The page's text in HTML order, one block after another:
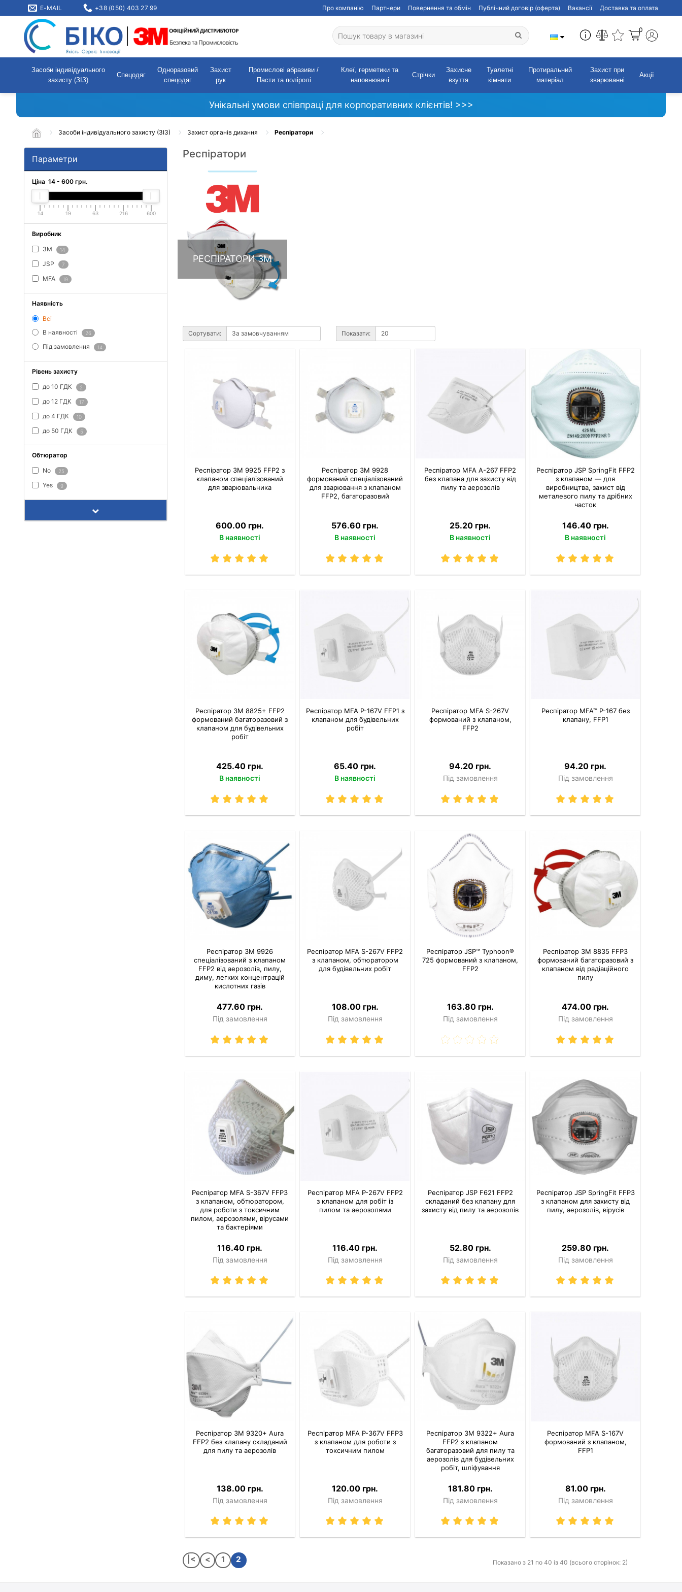
E-MAIL +38 (050) 403 27 99 Про компанію Партнери Повернення та обмін Публічний договір (оферта) Вакансії Доставка та оплата
0
Засоби індивідуального
захисту (ЗІЗ)
Спецодяг
Одноразовий
спецодяг
Захист
рук
Промислові абразиви /
Пасти та поліролі
Клеї, герметики та
наповнювачі
Стрічки
Захисне
взуття
Туалетні
кімнати
Протиральний
матеріал
Захист при
зварюванні
Акції
Унікальні умови співпраці для корпоративних клієнтів! >>>
Засоби індивідуального захисту (ЗІЗ) Захист органів дихання Респіратори
Параметри
Ціна 14 - 600 грн.
14 19 63 216 600
Виробник
3M 14
JSP 7
MFA 19
Наявність
Всі
В наявності
26
Під замовлення 14
Рівень захисту
до 10 ГДК 2
до 12 ГДК 17
до 4 ГДК 10
до 50 ГДК 5
Обтюратор
No 25
Yes 9
Респіратори
РЕСПІРАТОРИ 3М
Сортувати: Показати:
Респіратор 3M 9925 FFP2 з
клапаном спеціалізований
для зварювальника
600.00 грн.
В наявності
Респіратор 3M 9928
формований спеціалізований
для зварювання з клапаном
FFP2, багаторазовий
576.60 грн.
В наявності
Респіратор MFA A-267 FFP2
без клапана для захисту від
пилу та аерозолів
25.20 грн.
В наявності
Респіратор JSP SpringFit FFP2
з клапаном — для
виробництва, захист від
металевого пилу та дрібних
часток
146.40 грн.
В наявності
Респіратор 3M 8825+ FFP2
формований багаторазовий з
клапаном для будівельних
робіт
425.40 грн.
В наявності
Респіратор MFA P-167V FFP1 з
клапаном для будівельних
робіт
65.40 грн.
В наявності
Респіратор MFA S-267V
формований з клапаном,
FFP2
94.20 грн.
Під замовлення
Респіратор MFA™ P-167 без
клапану, FFP1
94.20 грн.
Під замовлення
Респіратор 3M 9926
спеціалізований з клапаном
FFP2 від аерозолів, пилу,
диму, легких концентрацій
кислотних газів
477.60 грн.
Під замовлення
Респіратор MFA S-267V FFP2
з клапаном, обтюратором
для будівельних робіт
108.00 грн.
Під замовлення
Респіратор JSP™ Typhoon®
725 формований з клапаном,
FFP2
163.80 грн.
Під замовлення
Респіратор 3M 8835 FFP3
формований багаторазовий з
клапаном від радіаційного
пилу
474.00 грн.
Під замовлення
Респіратор MFA S-367V FFP3
з клапаном, обтюратором,
для роботи з токсичним
пилом, аерозолями, вірусами
та бактеріями
116.40 грн.
Під замовлення
Респіратор MFA P-267V FFP2
з клапаном для робіт із
пилом та аерозолями
116.40 грн.
Під замовлення
Респіратор JSP F621 FFP2
складаний без клапану для
захисту від пилу та аерозолів
52.80 грн.
Під замовлення
Респіратор JSP SpringFit FFP3
з клапаном для захисту від
пилу, аерозолів, вірусів
259.80 грн.
Під замовлення
Респіратор 3M 9320+ Aura
FFP2 без клапану складаний
для пилу та аерозолів
138.00 грн.
Під замовлення
Респіратор MFA P-367V FFP3
з клапаном для роботи з
токсичним пилом
120.00 грн.
Під замовлення
Респіратор 3M 9322+ Aura
FFP2 з клапаном
багаторазовий для пилу та
аерозолів для будівельних
робіт, шліфування
181.80 грн.
Під замовлення
Респіратор MFA S-167V
формований з клапаном,
FFP1
81.00 грн.
Під замовлення
|< < 1 2 Показано з 21 по 40 із 40 (всього сторінок: 2)